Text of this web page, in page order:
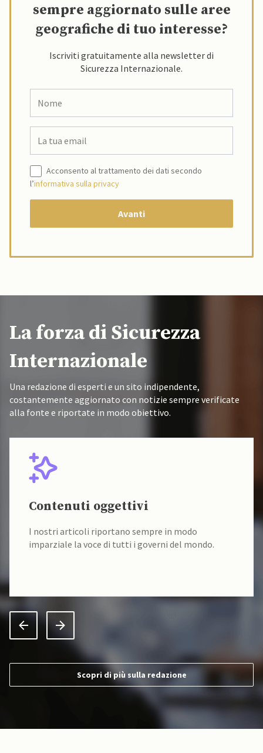
sempre aggiornato sulle aree
geografiche di tuo interesse?
Iscriviti gratuitamente alla newsletter di
Sicurezza Internazionale.
Acconsento al trattamento dei dati secondo
l’informativa sulla privacy
La forza di Sicurezza
Internazionale
Una redazione di esperti e un sito indipendente,
costantemente aggiornato con notizie sempre verificate
alla fonte e riportate in modo obiettivo.
Contenuti oggettivi
I nostri articoli riportano sempre in modo
imparziale la voce di tutti i governi del mondo.
Scopri di più sulla redazione